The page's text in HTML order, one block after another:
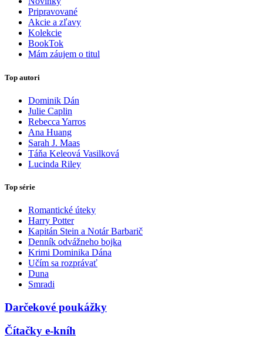
Pripravované
Akcie a zľavy
Kolekcie
BookTok
Mám záujem o titul
Top autori
Dominik Dán
Julie Caplin
Rebecca Yarros
Ana Huang
Sarah J. Maas
Táňa Keleová Vasilková
Lucinda Riley
Top série
Romantické úteky
Harry Potter
Kapitán Stein a Notár Barbarič
Denník odvážneho bojka
Krimi Dominika Dána
Učím sa rozprávať
Duna
Smradi
Darčekové poukážky
Čítačky e-kníh